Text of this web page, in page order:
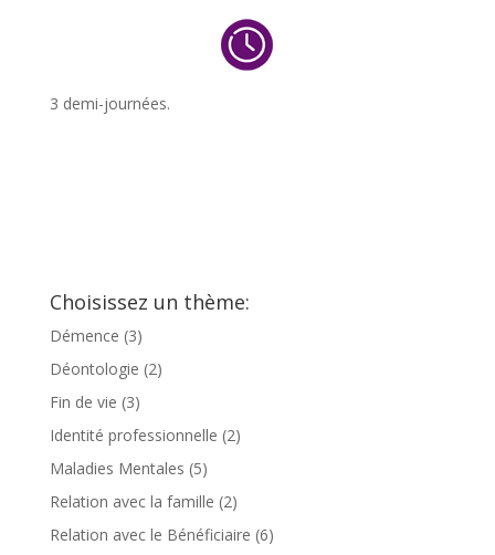
3 demi-journées.
Choisissez un thème:
Démence (3)
Déontologie (2)
Fin de vie (3)
Identité professionnelle (2)
Maladies Mentales (5)
Relation avec la famille (2)
Relation avec le Bénéficiaire (6)